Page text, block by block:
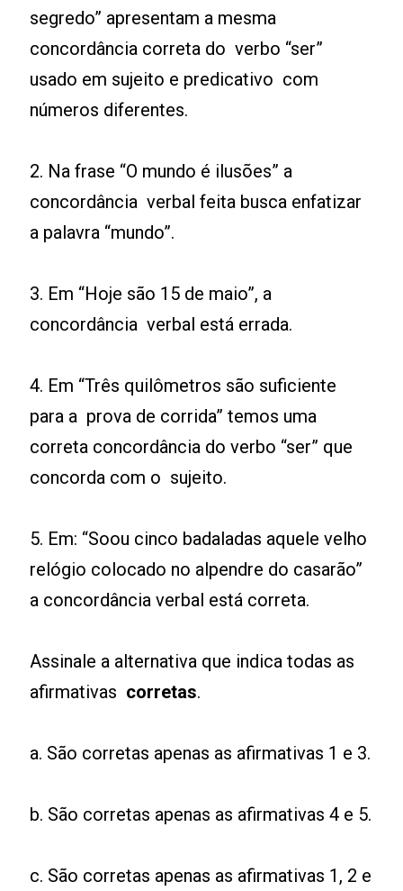
segredo” apresentam a mesma
concordância correta do verbo “ser”
usado em sujeito e predicativo com
números diferentes.
2. Na frase “O mundo é ilusões” a
concordância verbal feita busca enfatizar
a palavra “mundo”.
3. Em “Hoje são 15 de maio”, a
concordância verbal está errada.
4. Em “Três quilômetros são suficiente
para a prova de corrida” temos uma
correta concordância do verbo “ser” que
concorda com o sujeito.
5. Em: “Soou cinco badaladas aquele velho
relógio colocado no alpendre do casarão”
a concordância verbal está correta.
Assinale a alternativa que indica todas as
afirmativas corretas.
a. São corretas apenas as afirmativas 1 e 3.
b. São corretas apenas as afirmativas 4 e 5.
c. São corretas apenas as afirmativas 1, 2 e